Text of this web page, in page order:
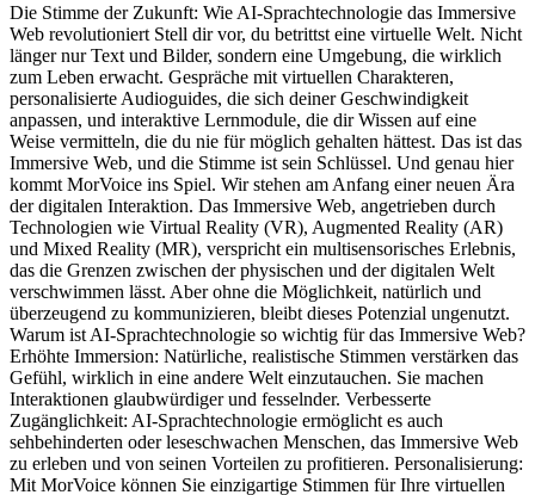
Die Stimme der Zukunft: Wie AI-Sprachtechnologie das Immersive
Web revolutioniert Stell dir vor, du betrittst eine virtuelle Welt. Nicht
länger nur Text und Bilder, sondern eine Umgebung, die wirklich
zum Leben erwacht. Gespräche mit virtuellen Charakteren,
personalisierte Audioguides, die sich deiner Geschwindigkeit
anpassen, und interaktive Lernmodule, die dir Wissen auf eine
Weise vermitteln, die du nie für möglich gehalten hättest. Das ist das
Immersive Web, und die Stimme ist sein Schlüssel. Und genau hier
kommt MorVoice ins Spiel. Wir stehen am Anfang einer neuen Ära
der digitalen Interaktion. Das Immersive Web, angetrieben durch
Technologien wie Virtual Reality (VR), Augmented Reality (AR)
und Mixed Reality (MR), verspricht ein multisensorisches Erlebnis,
das die Grenzen zwischen der physischen und der digitalen Welt
verschwimmen lässt. Aber ohne die Möglichkeit, natürlich und
überzeugend zu kommunizieren, bleibt dieses Potenzial ungenutzt.
Warum ist AI-Sprachtechnologie so wichtig für das Immersive Web?
Erhöhte Immersion: Natürliche, realistische Stimmen verstärken das
Gefühl, wirklich in eine andere Welt einzutauchen. Sie machen
Interaktionen glaubwürdiger und fesselnder. Verbesserte
Zugänglichkeit: AI-Sprachtechnologie ermöglicht es auch
sehbehinderten oder leseschwachen Menschen, das Immersive Web
zu erleben und von seinen Vorteilen zu profitieren. Personalisierung:
Mit MorVoice können Sie einzigartige Stimmen für Ihre virtuellen